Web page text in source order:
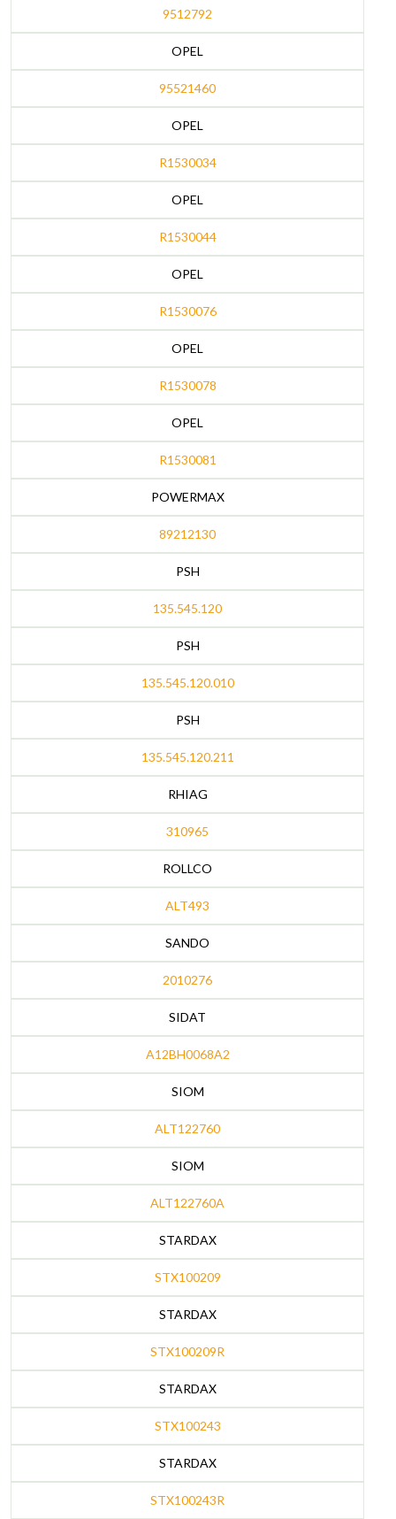
9512792
OPEL
95521460
OPEL
R1530034
OPEL
R1530044
OPEL
R1530076
OPEL
R1530078
OPEL
R1530081
POWERMAX
89212130
PSH
135.545.120
PSH
135.545.120.010
PSH
135.545.120.211
RHIAG
310965
ROLLCO
ALT493
SANDO
2010276
SIDAT
A12BH0068A2
SIOM
ALT122760
SIOM
ALT122760A
STARDAX
STX100209
STARDAX
STX100209R
STARDAX
STX100243
STARDAX
STX100243R